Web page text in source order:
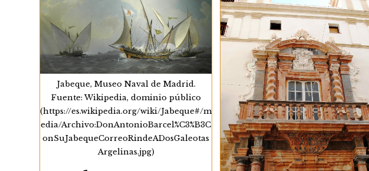
Continuar Leyendo
El
Litoral
Andaluz
En
La
Estrategia
Atlántica
De
Los
Reyes
Católicos
eficazmente el eje fluvial Sevilla-
Sanlúcar de Barrameda…
Continuar LeyendoEl
Trocadero,
Arsenal
Naval
De
La
Carrera
De
Indias
Jabeque, Museo Naval de Madrid.
Fuente: Wikipedia, dominio público
(https://es.wikipedia.org/wiki/Jabeque#/m
edia/Archivo:DonAntonioBarcel%C3%B3C
onSuJabequeCorreoRindeADosGaleotas
Argelinas.jpg)